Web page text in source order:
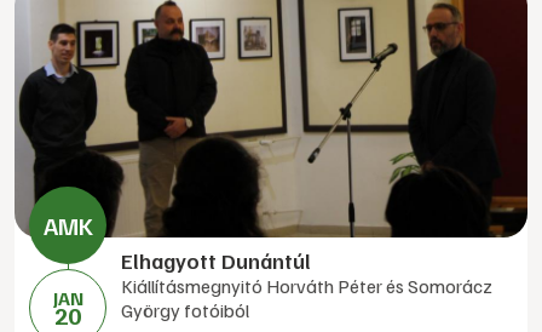
JAN
20
Elhagyott Dunántúl
Kiállításmegnyitó Horváth Péter és Somorácz
György fotóiból